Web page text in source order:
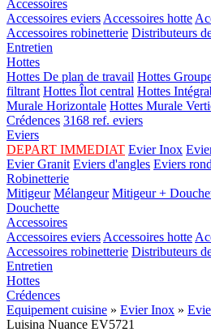
Accessoires
Accessoires eviers Accessoires hotte
Accessoires robinetterie Distributeurs
Entretien
Hottes
Hottes De plan de travail Hottes
filtrant Hottes Îlot central Hottes
Murale Horizontale Hottes Murale
Crédences 3168 ref. eviers
Eviers
DEPART IMMEDIAT Evier Inox
Evier Granit Eviers d'angles Eviers
Robinetterie
Mitigeur Mélangeur Mitigeur +
Douchette
Accessoires
Accessoires eviers Accessoires hotte
Accessoires robinetterie Distributeurs
Entretien
Hottes
Crédences
Equipement cuisine » Evier Inox »
Luisina Nuance EV5721